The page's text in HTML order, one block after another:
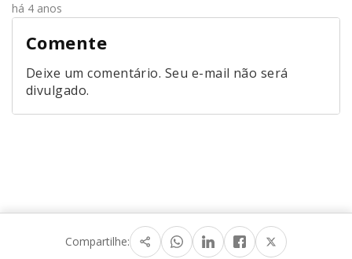
há 4 anos
Comente
Deixe um comentário. Seu e-mail não será
divulgado.
Compartilhe: